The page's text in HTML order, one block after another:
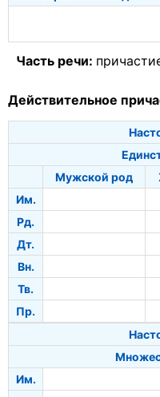
Часть речи:
Действительное
Мужской род
Им.
Рд.
Дт.
Вн.
Тв.
Пр.
Им.